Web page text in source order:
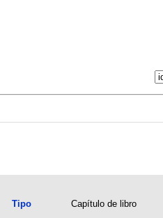
Tipo Capítulo de libro